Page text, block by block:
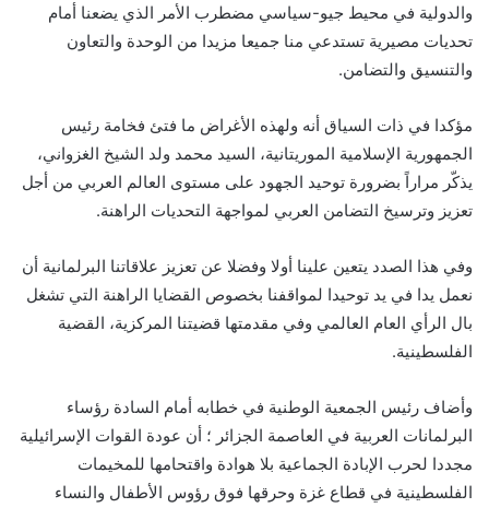
والدولية في محيط جيو-سياسي مضطرب الأمر الذي يضعنا أمام
تحديات مصيرية تستدعي منا جميعا مزيدا من الوحدة والتعاون
والتنسيق والتضامن.
مؤكدا في ذات السياق أنه ولهذه الأغراض ما فتئ فخامة رئيس
الجمهورية الإسلامية الموريتانية، السيد محمد ولد الشيخ الغزواني،
يذكّر مراراً بضرورة توحيد الجهود على مستوى العالم العربي من أجل
تعزيز وترسيخ التضامن العربي لمواجهة التحديات الراهنة.
وفي هذا الصدد يتعين علينا أولا وفضلا عن تعزيز علاقاتنا البرلمانية أن
نعمل يدا في يد توحيدا لمواقفنا بخصوص القضايا الراهنة التي تشغل
بال الرأي العام العالمي وفي مقدمتها قضيتنا المركزية، القضية
الفلسطينية.
وأضاف رئيس الجمعية الوطنية في خطابه أمام السادة رؤساء
البرلمانات العربية في العاصمة الجزائر ؛ أن عودة القوات الإسرائيلية
مجددا لحرب الإبادة الجماعية بلا هوادة واقتحامها للمخيمات
الفلسطينية في قطاع غزة وحرقها فوق رؤوس الأطفال والنساء